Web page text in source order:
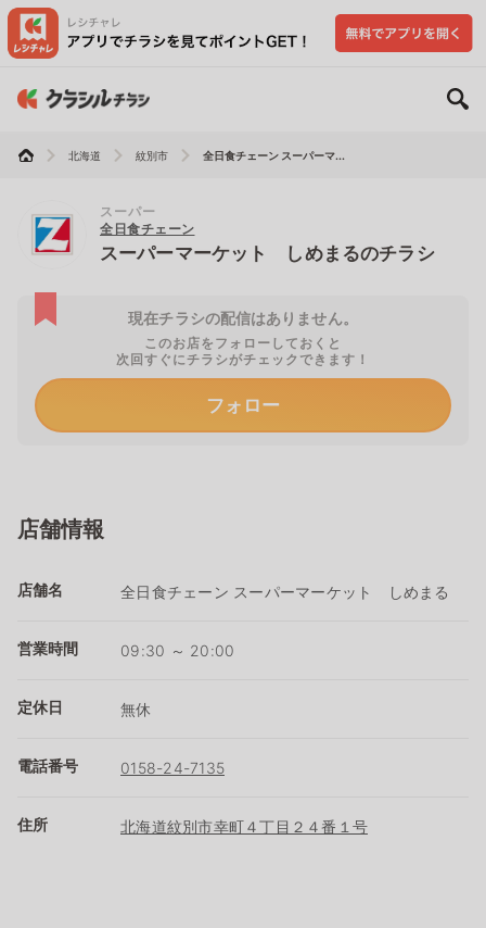
北海道 紋別市 全日食チェーン スーパーマ...
スーパー
全日食チェーン
スーパーマーケット しめまるのチラシ
現在チラシの配信はありません。
このお店をフォローしておくと
次回すぐにチラシがチェックできます！
フォロー
店舗情報
店舗名 全日食チェーン スーパーマーケット しめまる
営業時間 09:30 ～ 20:00
定休日 無休
電話番号 0158-24-7135
住所 北海道紋別市幸町４丁目２４番１号